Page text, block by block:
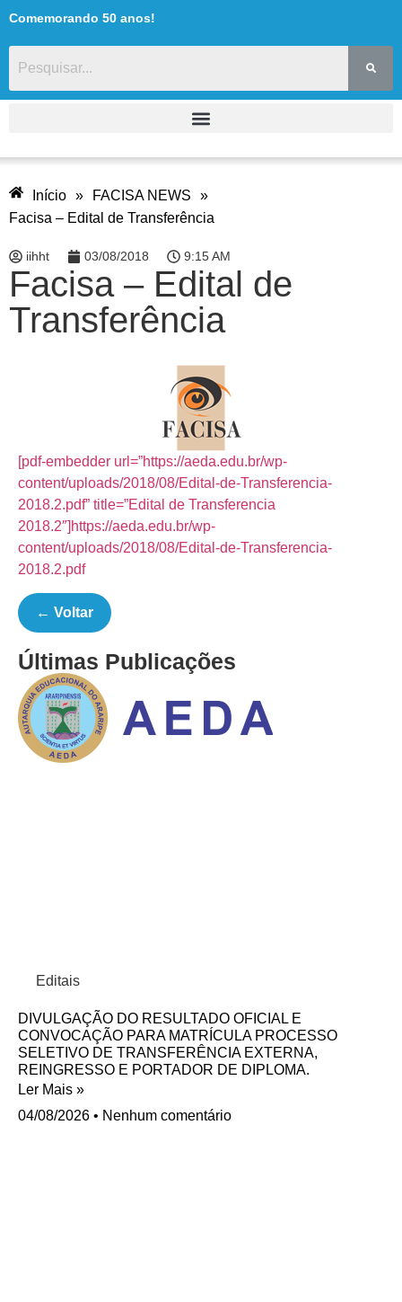
Comemorando 50 anos!
Início » FACISA NEWS
»
Facisa – Edital de Transferência
iihht 03/08/2018 9:15 AM
Facisa – Edital de
Transferência
[pdf-embedder url=”https://aeda.edu.br/wp-
content/uploads/2018/08/Edital-de-Transferencia-
2018.2.pdf” title=”Edital de Transferencia
2018.2″]https://aeda.edu.br/wp-
content/uploads/2018/08/Edital-de-Transferencia-
2018.2.pdf
← Voltar
Últimas Publicações
Editais
DIVULGAÇÃO DO RESULTADO OFICIAL E
CONVOCAÇÃO PARA MATRÍCULA PROCESSO
SELETIVO DE TRANSFERÊNCIA EXTERNA,
REINGRESSO E PORTADOR DE DIPLOMA.
Ler Mais »
04/08/2026
Nenhum comentário